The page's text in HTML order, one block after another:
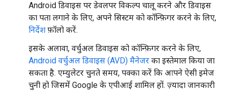
Android डिवाइस पर डेवलपर विकल्प चालू करने और डिवाइस
का पता लगाने के लिए, अपने सिस्टम को कॉन्फ़िगर करने के लिए,
निर्देश फ़ॉलो करें.
इसके अलावा, वर्चुअल डिवाइस को कॉन्फ़िगर करने के लिए,
Android वर्चुअल डिवाइस (AVD) मैनेजर का इस्तेमाल किया जा
सकता है. एम्युलेटर चुनते समय, पक्का करें कि आपने ऐसी इमेज
चुनी हो जिसमें Google के एपीआई शामिल हों. ज़्यादा जानकारी